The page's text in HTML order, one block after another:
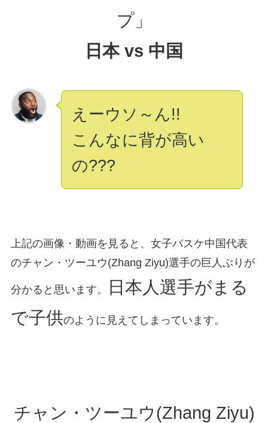
プ」
日本 vs 中国
えーウソ～ん!!
こんなに背が高い
の???
上記の画像・動画を見ると、女子バスケ中国代表
のチャン・ツーユウ(Zhang Ziyu)選手の巨人ぶりが
分かると思います。
日本人選手がまる
で子供のように見えてしまっています。
チャン・ツーユウ(Zhang Ziyu)